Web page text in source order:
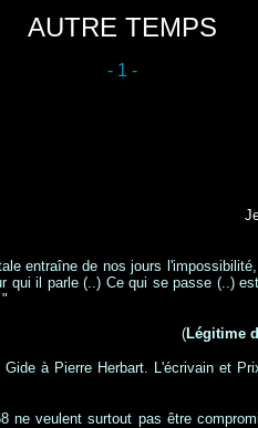
AUTRE TEMPS
- 1 -
entraîne de nos jours
qui il parle (..) Ce qui se passe (..)
(Légitime
à Pierre Herbart. L'écrivain et
ne veulent surtout pas être